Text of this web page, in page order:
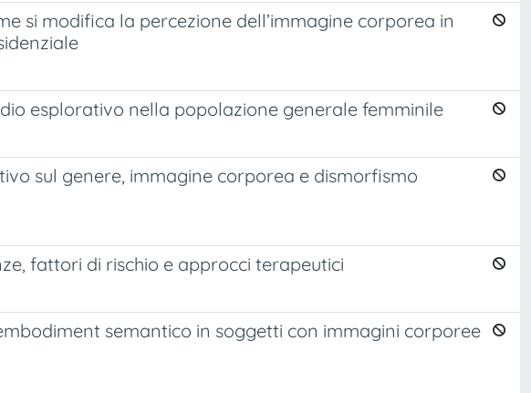
si modifica la percezione dell’immagine corporea in
esplorativo nella popolazione generale femminile
sul genere, immagine corporea e dismorfismo
fattori di rischio e approcci terapeutici
semantico in soggetti con immagini corporee